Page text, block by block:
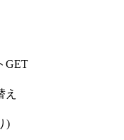
GET
え
)